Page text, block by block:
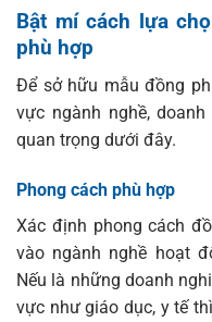
Bật mí cách lựa
phù hợp
Để sở hữu mẫu đồng
vực ngành nghề,
quan trọng dưới đây.
Phong cách phù hợp
Xác định phong cách
vào ngành nghề hoạt
Nếu là những doanh
vực như giáo dục, y tế